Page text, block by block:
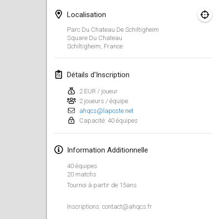
Localisation
Parc Du Chateau De Schiltigheim
Square Du Chateau
Schiltigheim France
Détails d'Inscription
2 EUR / joueur
2 joueurs / équipe
ahqcs@laposte.net
Capacité: 40 équipes
Information Additionnelle
40 équipes
20 matchs
Tournoi à partir de 15ans
Inscriptions: contact@ahqcs.fr
février 2019
Kotka Mölkky Open Indoor
2 févr. 2019|Finlande
9 févr. 2019|
Tournoi de la St Valentin
9 févr. 2019|France
OTH
16 févr. 2019
Indoor des Bouchons